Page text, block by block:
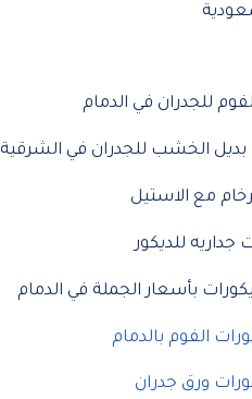
للجدران في الدمام
الخشب للجدران في الشرقية
مع الاستيل
للديكور
بأسعار الجملة في الدمام
الفوم بالدمام
ورق جدران